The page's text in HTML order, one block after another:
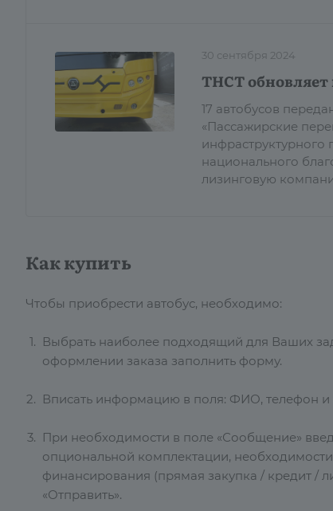
30 сентября 2024
ТНСТ обновляет
17 автобусов
«Пассажирские
инфраструктурного
национального
лизинговую
Как купить
Чтобы приобрести автобус, необходимо:
Выбрать наиболее подходящий для Ваших
оформлении заказа заполнить форму.
Вписать информацию в поля: ФИО, телефон и
При необходимости в поле «Сообщение»
опциональной комплектации,
финансирования (прямая закупка / кредит /
«Отправить».